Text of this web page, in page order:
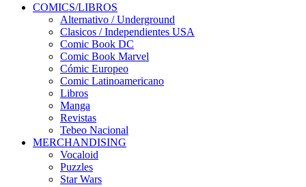
COMICS/LIBROS
Alternativo / Underground
Clasicos / Independientes USA
Comic Book DC
Comic Book Marvel
Cómic Europeo
Comic Latinoamericano
Libros
Manga
Revistas
Tebeo Nacional
MERCHANDISING
Vocaloid
Puzzles
Star Wars